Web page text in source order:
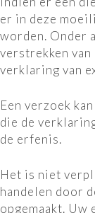
er in deze
worden. Onder
verstrekken
verklaring van
Een verzoek
die de
de erfenis.
Het is niet
handelen door
opgemaakt.